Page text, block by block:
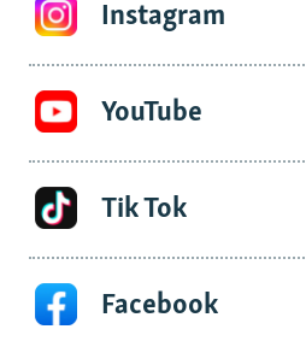
Instagram
YouTube
Tik Tok
Facebook